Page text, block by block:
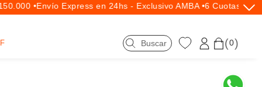
•Envío Express en 24hs - Exclusivo AMBA •6 Cuotas SIN
0